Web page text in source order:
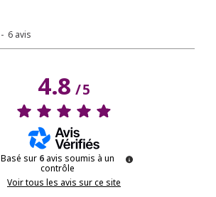
- 6 avis
4.8/5
Basé sur 6 avis soumis à un
contrôle
Voir tous les avis sur ce site